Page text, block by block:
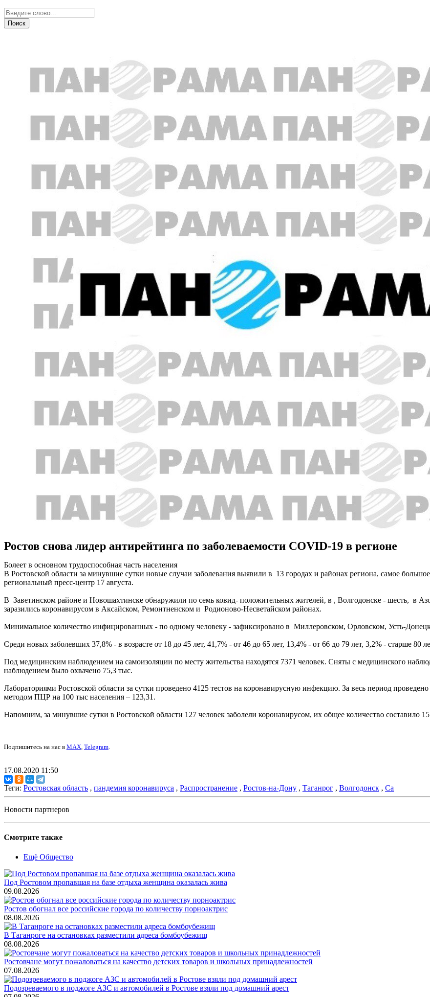
Ростов снова лидер антирейтинга по заболеваемости COVID-19 в регионе
Болеет в основном трудоспособная часть населения
В Ростовской области за минувшие сутки новые случаи заболевания выявили в 13 городах и районах региона, самое
региональный пресс-центр 17 августа.
В Заветинском районе и Новошахтинске обнаружили по семь ковид- положительных жителей, в , Волгодонске - шесть, в
заразились коронавирусом в Аксайском, Ремонтненском и Родионово-Несветайском районах.
Минимальное количество инфицированных - по одному человеку - зафиксировано в Миллеровском, Орловском, Усть-
Среди новых заболевших 37,8% - в возрасте от 18 до 45 лет, 41,7% - от 46 до 65 лет, 13,4% - от 66 до 79 лет, 3,2% - старше 80
Под медицинским наблюдением на самоизоляции по месту жительства находятся 7371 человек. Сняты с медицинского
наблюдением было охвачено 75,3 тыс.
Лабораториями Ростовской области за сутки проведено 4125 тестов на коронавирусную инфекцию. За весь период
методом ПЦР на 100 тыс населения – 123,31.
Напомним, за минувшие сутки в Ростовской области 127 человек заболели коронавирусом, их общее количество составило
Подпишитесь на нас в MAX, Telegram.
17.08.2020 11:50
Теги: Ростовская область , пандемия коронавируса , Распространение , Ростов-на-Дону , Таганрог , Волгодонск , Са
Новости партнеров
Смотрите также
Ещё Общество
Под Ростовом пропавшая на базе отдыха женщина оказалась жива
09.08.2026
Ростов обогнал все российские города по количеству порноактрис
08.08.2026
В Таганроге на остановках разместили адреса бомбоубежищ
08.08.2026
Ростовчане могут пожаловаться на качество детских товаров и школьных принадлежностей
07.08.2026
Подозреваемого в поджоге АЗС и автомобилей в Ростове взяли под домашний арест